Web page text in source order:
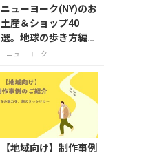
ニューヨーク(NY)のお
土産＆ショップ40
選。地球の歩き方編集
者セレクト！
ニューヨーク
【地域向け】制作事例